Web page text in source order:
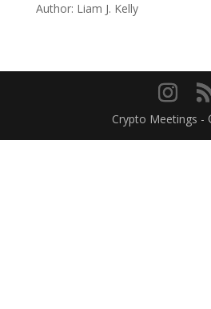
Author: Liam J. Kelly
Crypto Meetings -